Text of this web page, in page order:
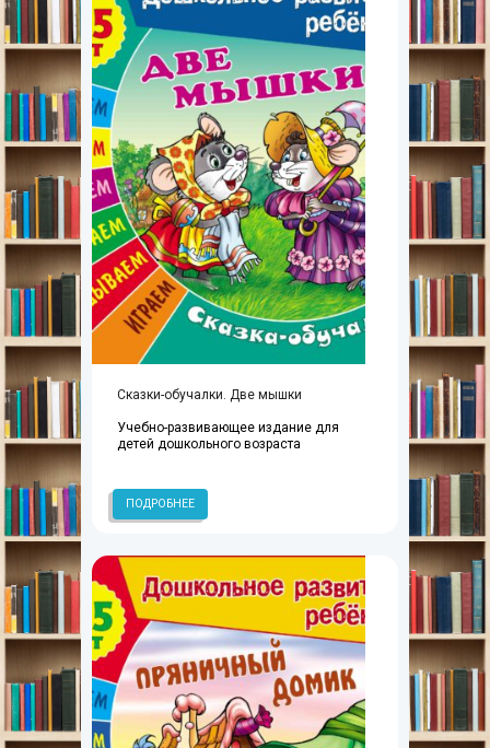
Сказки-обучалки. Две мышки
Учебно-развивающее издание для
детей дошкольного возраста
ПОДРОБНЕЕ